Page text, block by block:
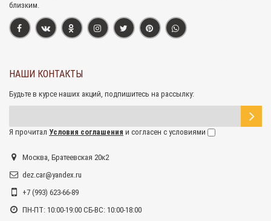
близким.
НАШИ КОНТАКТЫ
Будьте в курсе наших акций, подпишитесь на рассылку:
Я прочитал Условия соглашения и согласен с условиями
Москва, Братеевская 20к2
dez.car@yandex.ru
+7 (993) 623-66-89
ПН-ПТ: 10:00-19:00 СБ-ВС: 10:00-18:00